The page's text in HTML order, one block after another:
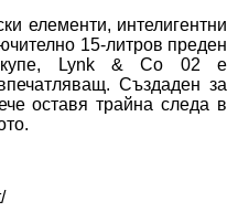
елементи, интелигентни
15-литров преден
купе, Lynk & Co 02 е
Създаден за
оставя трайна следа в